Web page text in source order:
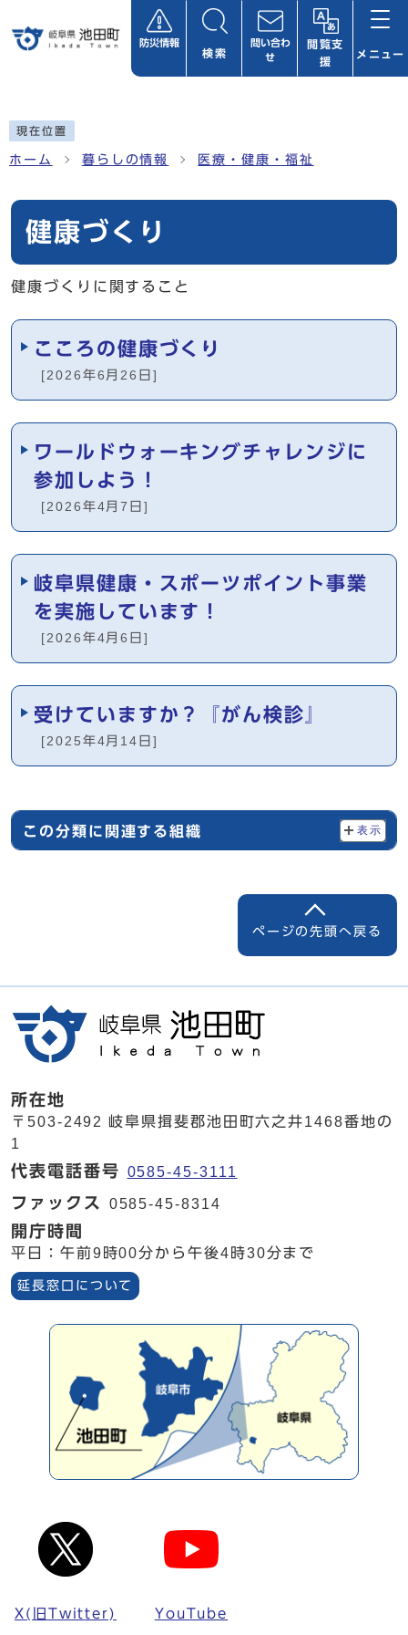
防災情報
検索
問い合わ
せ
閲覧支
援
メニュー
現在位置
ホーム 暮らしの情報 医療・健康・福祉
健康づくり
健康づくりに関すること
メインメニュー
こころの健康づくり
[2026年6月26日]
ワールドウォーキングチャレンジに
参加しよう！
[2026年4月7日]
岐阜県健康・スポーツポイント事業
を実施しています！
[2026年4月6日]
受けていますか？『がん検診』
[2025年4月14日]
この分類に関連する組織 表示
ページの先頭へ戻る
所在地
〒503-2492 岐阜県揖斐郡池田町六之井1468番地の
1
代表電話番号 0585-45-3111
ファックス 0585-45-8314
開庁時間
平日：午前9時00分から午後4時30分まで
延長窓口について
X(旧Twitter) YouTube